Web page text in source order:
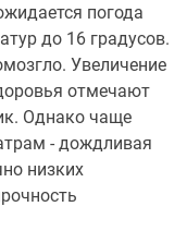
погода
до 16 градусов.
Увеличение
отмечают
Однако чаще
- дождливая
низких